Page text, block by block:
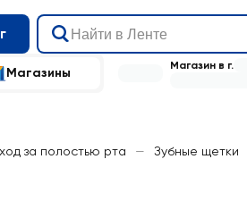
Магазины Магазин в г.
за полостью рта — Зубные щетки